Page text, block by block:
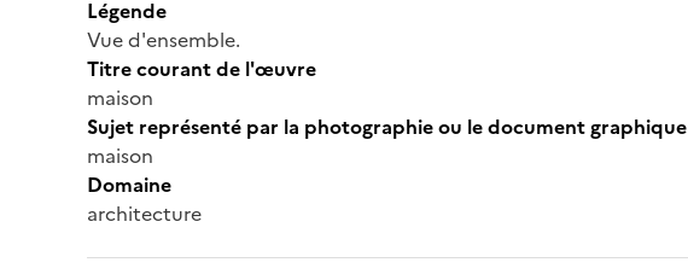
Légende
Vue d'ensemble.
Titre courant de l'œuvre
maison
Sujet représenté par la photographie ou le document graphique
maison
Domaine
architecture